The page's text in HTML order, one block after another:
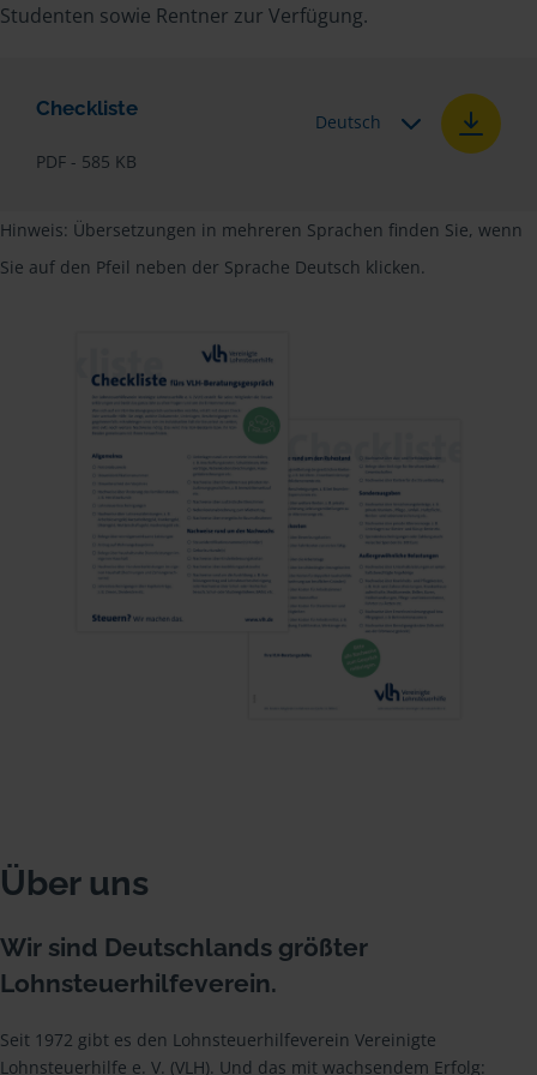
Studenten sowie Rentner zur Verfügung.
Checkliste
PDF - 585 KB
Deutsch
Hinweis: Übersetzungen in mehreren Sprachen finden Sie, wenn
Sie auf den Pfeil neben der Sprache Deutsch klicken.
Über uns
Wir sind Deutschlands größter
Lohnsteuerhilfeverein.
Seit 1972 gibt es den Lohnsteuerhilfeverein Vereinigte
Lohnsteuerhilfe e. V. (VLH). Und das mit wachsendem Erfolg: